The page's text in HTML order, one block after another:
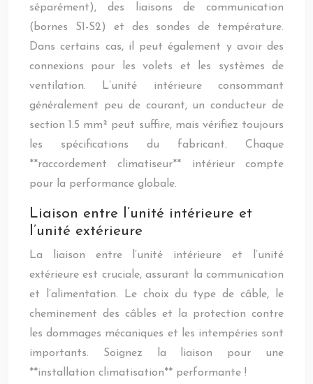
séparément), des liaisons de communication
(bornes S1-S2) et des sondes de température.
Dans certains cas, il peut également y avoir des
connexions pour les volets et les systèmes de
ventilation. L’unité intérieure consommant
généralement peu de courant, un conducteur de
section 1.5 mm² peut suffire, mais vérifiez toujours
les spécifications du fabricant. Chaque
**raccordement climatiseur** intérieur compte
pour la performance globale.
Liaison entre l’unité intérieure et
l’unité extérieure
La liaison entre l’unité intérieure et l’unité
extérieure est cruciale, assurant la communication
et l’alimentation. Le choix du type de câble, le
cheminement des câbles et la protection contre
les dommages mécaniques et les intempéries sont
importants. Soignez la liaison pour une
**installation climatisation** performante !